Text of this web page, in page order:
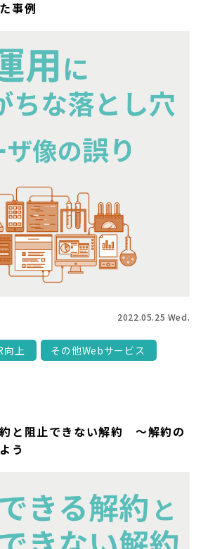
事例
2022.05.25 Wed.
向上
その他Webサービス
と阻止できない解約 ～解約の
う